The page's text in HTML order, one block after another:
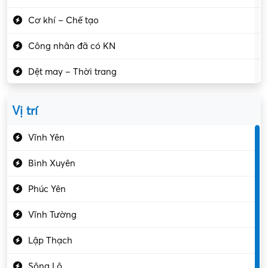
Cơ khí – Chế tạo
Công nhân đã có KN
Dệt may – Thời trang
Vị trí
Vĩnh Yên
Bình Xuyên
Phúc Yên
Vĩnh Tường
Lập Thạch
Sông Lô